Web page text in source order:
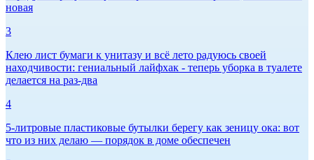
новая
3
Клею лист бумаги к унитазу и всё лето радуюсь своей
находчивости: гениальный лайфхак - теперь уборка в туалете
делается на раз-два
4
5-литровые пластиковые бутылки берегу как зеницу ока: вот
что из них делаю — порядок в доме обеспечен